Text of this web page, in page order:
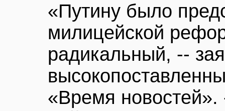
«Путину было
милицейской
радикальный, --
«Время